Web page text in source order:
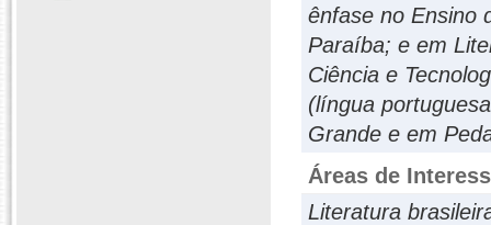
ênfase no Ensino
Paraíba; e em
Ciência e
(língua
Grande e em
Áreas de
Literatura